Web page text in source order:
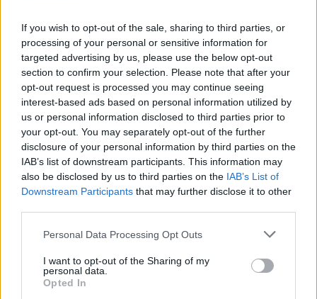
If you wish to opt-out of the sale, sharing to third parties, or
processing of your personal or sensitive information for
targeted advertising by us, please use the below opt-out
section to confirm your selection. Please note that after your
opt-out request is processed you may continue seeing
interest-based ads based on personal information utilized by
us or personal information disclosed to third parties prior to
your opt-out. You may separately opt-out of the further
disclosure of your personal information by third parties on the
IAB’s list of downstream participants. This information may
also be disclosed by us to third parties on the IAB’s List of
Downstream Participants that may further disclose it to other
Please note that this website/app uses one or more Google
not limited to your visit or usage behaviour. You may click to
grant or deny consent to Google and its third-party tags to
use your data for below specified purposes in below Google
Personal Data Processing Opt Outs
I want to opt-out of the Sharing of my
personal data.
Opted In